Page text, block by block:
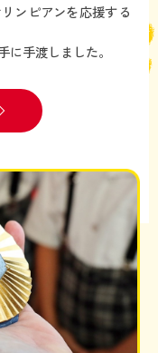
ンピアンを応援する
手渡しました。